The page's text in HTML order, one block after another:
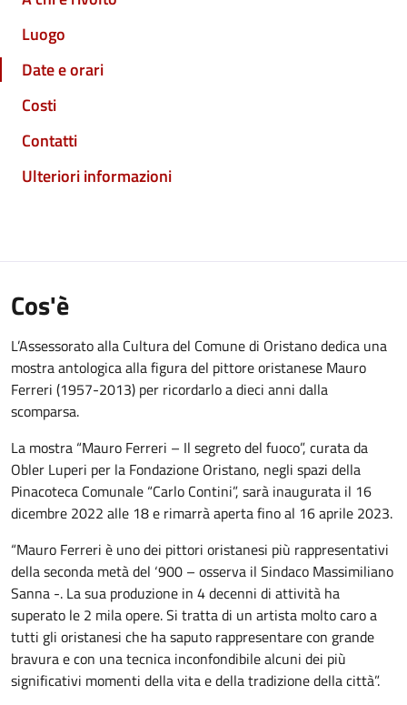
Luogo
Date e orari
Costi
Contatti
Ulteriori informazioni
Cos'è
L’Assessorato alla Cultura del Comune di Oristano dedica una
mostra antologica alla figura del pittore oristanese Mauro
Ferreri (1957-2013) per ricordarlo a dieci anni dalla
scomparsa.
La mostra “Mauro Ferreri – Il segreto del fuoco”, curata da
Obler Luperi per la Fondazione Oristano, negli spazi della
Pinacoteca Comunale “Carlo Contini”, sarà inaugurata il 16
dicembre 2022 alle 18 e rimarrà aperta fino al 16 aprile 2023.
“Mauro Ferreri è uno dei pittori oristanesi più rappresentativi
della seconda metà del ‘900 – osserva il Sindaco Massimiliano
Sanna -. La sua produzione in 4 decenni di attività ha
superato le 2 mila opere. Si tratta di un artista molto caro a
tutti gli oristanesi che ha saputo rappresentare con grande
bravura e con una tecnica inconfondibile alcuni dei più
significativi momenti della vita e della tradizione della città”.